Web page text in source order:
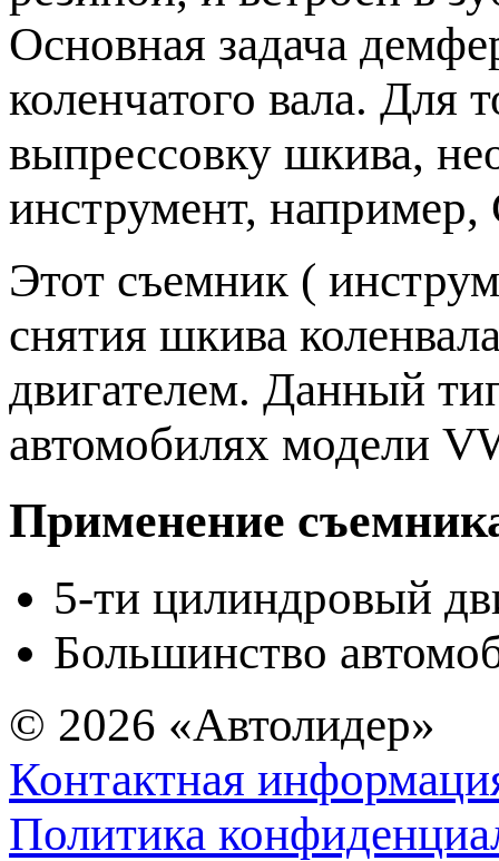
Основная задача
коленчатого вала. Для
выпрессовку шкива,
инструмент,
Этот съемник (
снятия шкива
двигателем. Данный
автомобилях модели
Применение
5-ти цилиндровый
Большинство
© 2026 «Автолидер»
Контактная
Политика